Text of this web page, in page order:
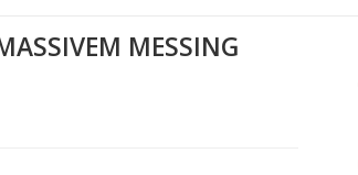
MESSING